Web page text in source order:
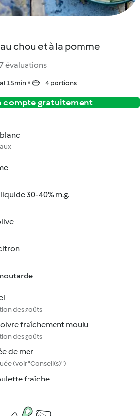
chou et à la pomme
7 évaluations
15min 4 portions
compte gratuitement
30-40% m.g.
des goûts
fraîchement moulu
des goûts
de mer
(voir "Conseil(s)")
fraîche